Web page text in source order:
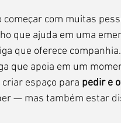
começar com muitas
que ajuda em uma
que oferece companhia.
que apoia em um
criar espaço para pedir e
— mas também estar